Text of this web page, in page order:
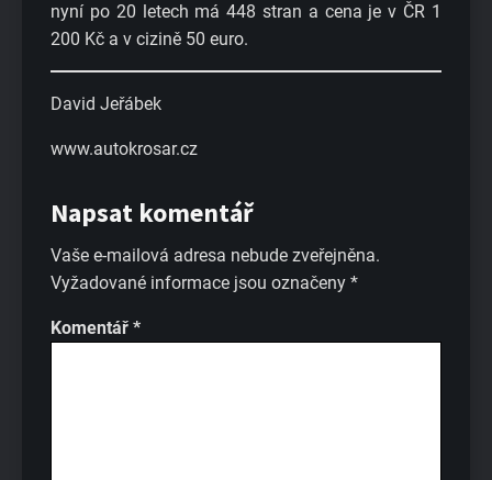
nyní po 20 letech má 448 stran a cena je v ČR 1
200 Kč a v cizině 50 euro.
David Jeřábek
www.autokrosar.cz
Napsat komentář
Vaše e-mailová adresa nebude zveřejněna.
Vyžadované informace jsou označeny *
Komentář *